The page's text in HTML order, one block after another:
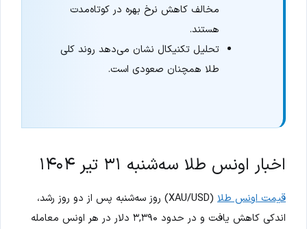
مخالف کاهش نرخ بهره در کوتاه‌مدت
هستند.
تحلیل تکنیکال نشان می‌دهد روند کلی
طلا همچنان صعودی است.
اخبار اونس طلا سه‌شنبه ۳۱ تیر ۱۴۰۴
قیمت اونس طلا
(XAU/USD) روز سه‌شنبه پس از دو روز رشد،
اندکی کاهش یافت و در حدود ۳,۳۹۰ دلار در هر اونس معامله